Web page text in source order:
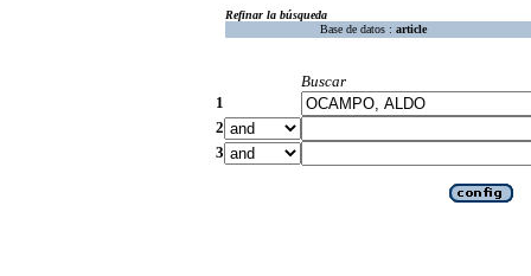
Refinar la búsqueda
Base de datos : article
Buscar
1
2
3